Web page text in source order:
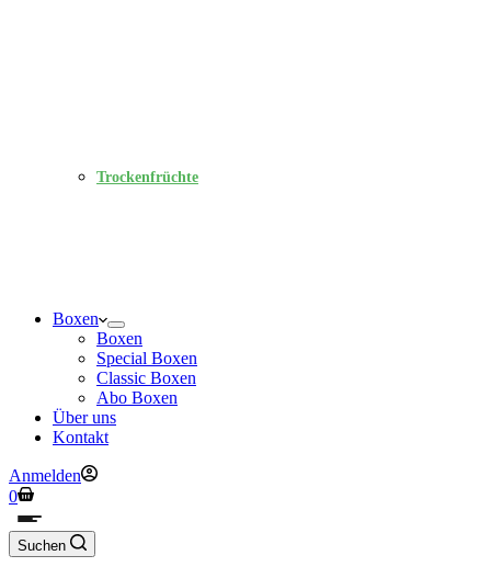
Trockenfrüchte
Boxen
Boxen
Special Boxen
Classic Boxen
Abo Boxen
Über uns
Kontakt
Anmelden
Warenkorb
0
Suchen